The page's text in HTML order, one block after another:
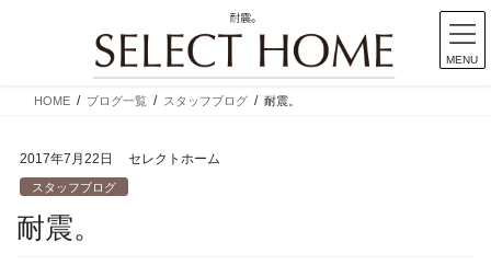
耐震。
HOME ブログ一覧 スタッフブログ 耐震。
2017年7月22日 セレクトホーム
スタッフブログ
耐震。
MENU